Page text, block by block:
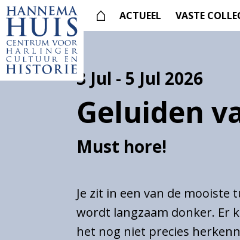
ACTUEEL VASTE
3 Jul - 5 Jul 2026
Geluiden
Must hore!
Je zit in een van de mooiste
wordt langzaam donker. Er
het nog niet precies
Suche
Eintrittspreise
Erreichbarkeit
Barrierefreiheit